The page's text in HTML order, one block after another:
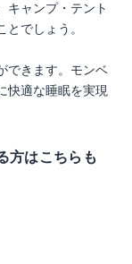
キャンプ・テント
とでしょう。
できます。モンベ
快適な睡眠を実現
方はこちらも